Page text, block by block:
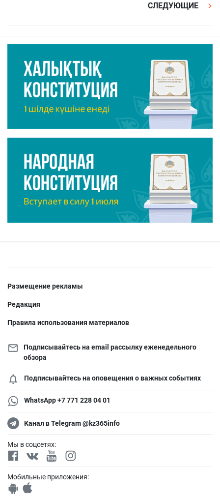
СЛЕДУЮЩИЕ
Размещение рекламы
Редакция
Правила использования материалов
Подписывайтесь на email рассылку еженедельного
обзора
Подписывайтесь на оповещения о важных событиях
WhatsApp +7 771 228 04 01
Канал в Telegram @kz365info
Мы в соцсетях:
Мобильные приложения: